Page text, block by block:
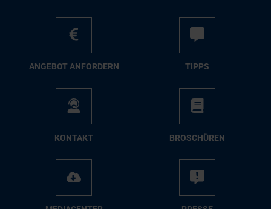
AN­GE­BOT AN­FOR­DERN TIPPS
KON­TAKT BRO­SCHÜ­REN